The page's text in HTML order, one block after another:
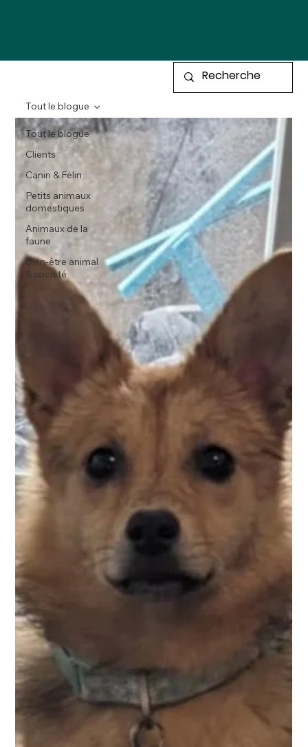
Tout le blogue
Clients
Canin & Félin
Petits animaux
domestiques
Animaux de la
faune
Bien-être animal
& société
Tout le blogue